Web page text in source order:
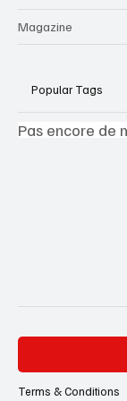
Magazine
Popular Tags
Pas encore de
Terms & Conditions